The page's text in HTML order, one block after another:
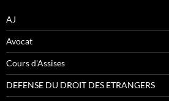
AJ
Avocat
Cours d'Assises
DEFENSE DU DROIT DES ETRANGERS